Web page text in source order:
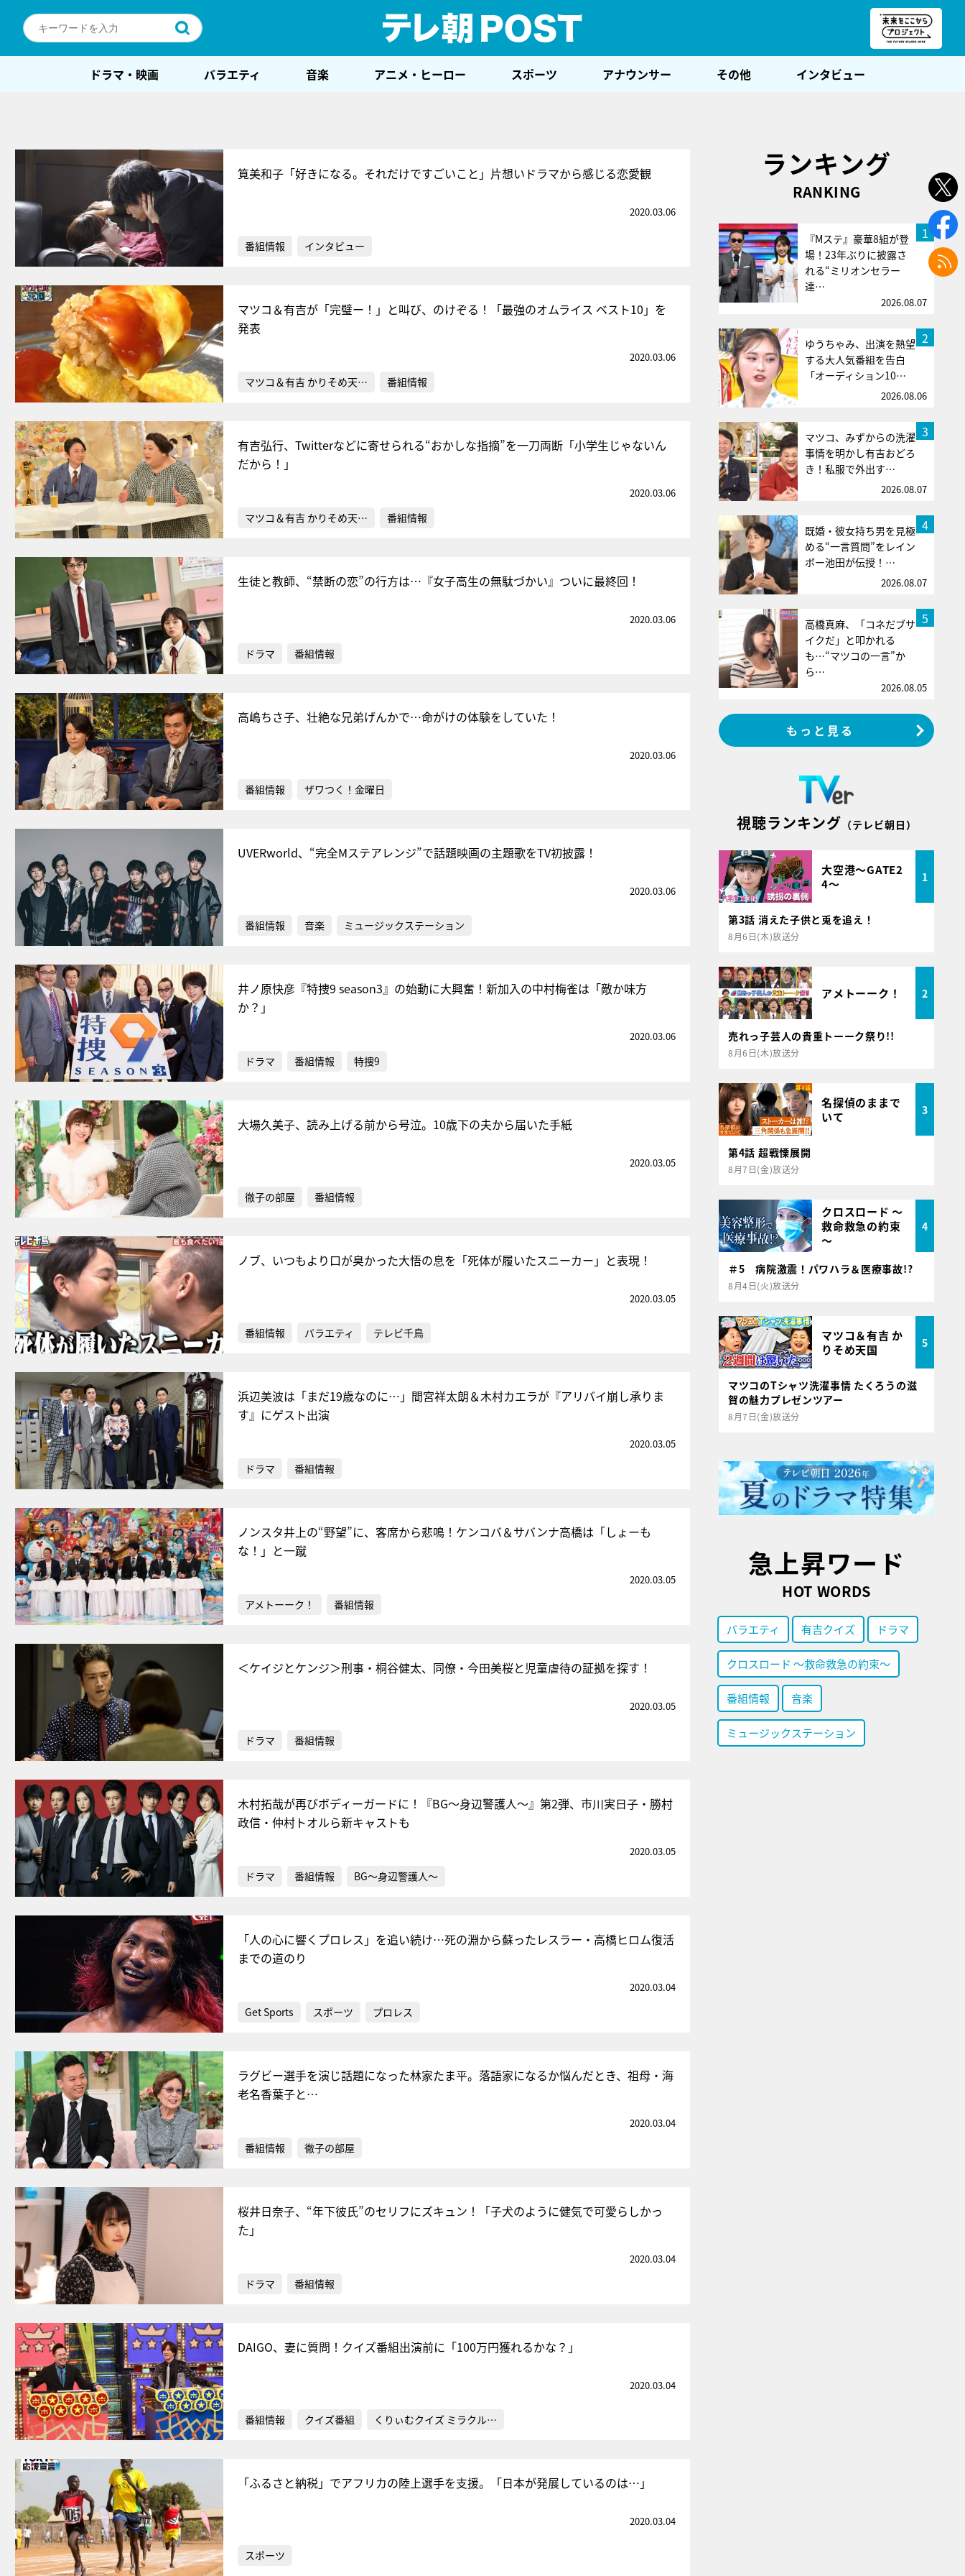
ドラマ・映画 バラエティ 音楽 アニメ・ヒーロー スポーツ アナウンサー その他 インタビュー
筧美和子「好きになる。それだけですごいこと」片想いドラマから感じる恋愛観
2020.03.06
番組情報 インタビュー
マツコ＆有吉が「完璧ー！」と叫び、のけぞる！「最強のオムライス ベスト10」を
発表
2020.03.06
マツコ＆有吉 かりそめ天… 番組情報
有吉弘行、Twitterなどに寄せられる“おかしな指摘”を一刀両断「小学生じゃないん
だから！」
2020.03.06
マツコ＆有吉 かりそめ天… 番組情報
生徒と教師、“禁断の恋”の行方は…『女子高生の無駄づかい』ついに最終回！
2020.03.06
ドラマ 番組情報
高嶋ちさ子、壮絶な兄弟げんかで…命がけの体験をしていた！
2020.03.06
番組情報 ザワつく！金曜日
UVERworld、“完全Mステアレンジ”で話題映画の主題歌をTV初披露！
2020.03.06
番組情報 音楽 ミュージックステーション
井ノ原快彦『特捜9 season3』の始動に大興奮！新加入の中村梅雀は「敵か味方
か？」
2020.03.06
ドラマ 番組情報 特捜9
大場久美子、読み上げる前から号泣。10歳下の夫から届いた手紙
2020.03.05
徹子の部屋 番組情報
ノブ、いつもより口が臭かった大悟の息を「死体が履いたスニーカー」と表現！
2020.03.05
番組情報 バラエティ テレビ千鳥
浜辺美波は「まだ19歳なのに…」間宮祥太朗＆木村カエラが『アリバイ崩し承りま
す』にゲスト出演
2020.03.05
ドラマ 番組情報
ノンスタ井上の“野望”に、客席から悲鳴！ケンコバ＆サバンナ高橋は「しょーも
な！」と一蹴
2020.03.05
アメトーーク！ 番組情報
＜ケイジとケンジ＞刑事・桐谷健太、同僚・今田美桜と児童虐待の証拠を探す！
2020.03.05
ドラマ 番組情報
木村拓哉が再びボディーガードに！『BG～身辺警護人～』第2弾、市川実日子・勝村
政信・仲村トオルら新キャストも
2020.03.05
ドラマ 番組情報 BG～身辺警護人～
「人の心に響くプロレス」を追い続け…死の淵から蘇ったレスラー・高橋ヒロム復活
までの道のり
2020.03.04
Get Sports スポーツ プロレス
ラグビー選手を演じ話題になった林家たま平。落語家になるか悩んだとき、祖母・海
老名香葉子と…
2020.03.04
番組情報 徹子の部屋
桜井日奈子、“年下彼氏”のセリフにズキュン！「子犬のように健気で可愛らしかっ
た」
2020.03.04
ドラマ 番組情報
DAIGO、妻に質問！クイズ番組出演前に「100万円獲れるかな？」
2020.03.04
番組情報 クイズ番組 くりぃむクイズ ミラクル…
「ふるさと納税」でアフリカの陸上選手を支援。「日本が発展しているのは…」
2020.03.04
スポーツ
ランキング
RANKING
1
『Mステ』豪華8組が登
場！23年ぶりに披露さ
れる“ミリオンセラー
達…
2026.08.07
2
ゆうちゃみ、出演を熱望
する大人気番組を告白
「オーディション10…
2026.08.06
3
マツコ、みずからの洗濯
事情を明かし有吉おどろ
き！私服で外出す…
2026.08.07
4
既婚・彼女持ち男を見極
める“一言質問”をレイン
ボー池田が伝授！…
2026.08.07
5
高橋真麻、「コネだブサ
イクだ」と叩かれる
も…“マツコの一言”か
ら…
2026.08.05
もっと見る
視聴ランキング （テレビ朝日）
大空港～GATE2
4～
1
第3話 消えた子供と兎を追え！
8月6日(木)放送分
アメトーーク！ 2
売れっ子芸人の貴重トーーク祭り!!
8月6日(木)放送分
名探偵のままで
いて
3
第4話 超戦慄展開
8月7日(金)放送分
クロスロード ～
救命救急の約束
～
4
＃5 病院激震！パワハラ＆医療事故!?
8月4日(火)放送分
マツコ＆有吉 か
りそめ天国
5
マツコのTシャツ洗濯事情 たくろうの滋
賀の魅力プレゼンツアー
8月7日(金)放送分
急上昇ワード
HOT WORDS
バラエティ 有吉クイズ ドラマ
クロスロード ～救命救急の約束～
番組情報 音楽
ミュージックステーション